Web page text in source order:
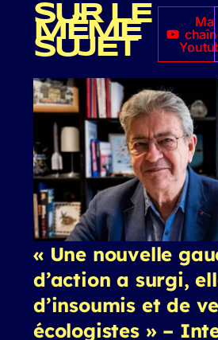
SUR LE
MÊME
SUJET
Ma
« Une nouvelle
d’action a surgi,
d’insoumis et de
écologistes » –